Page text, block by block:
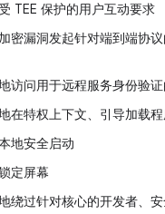
TEE 保护的用户互动要求
密漏洞发起针对端到端协
访问用于远程服务身份验
在特权上下文、引导加载
地安全启动
定屏幕
绕过针对核心的开发者、